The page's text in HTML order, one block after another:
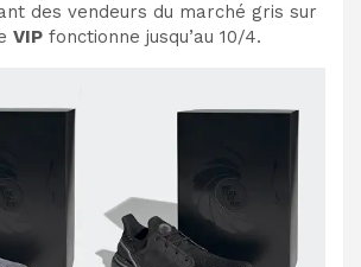
des vendeurs du marché gris sur
VIP fonctionne jusqu’au 10/4.